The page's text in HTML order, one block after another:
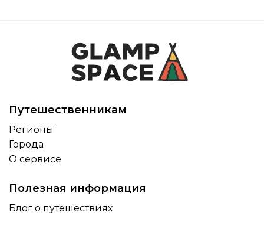
Путешественникам
Регионы
Города
О сервисе
Полезная информация
Блог о путешествиях